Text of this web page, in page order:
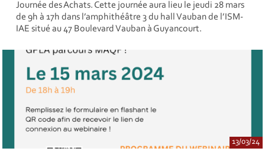
Journée des Achats. Cette journée aura lieu le jeudi 28 mars
de 9h à 17h dans l’amphithéâtre 3 du hall Vauban de l’ISM-
IAE situé au 47 Boulevard Vauban à Guyancourt.
13/03/24